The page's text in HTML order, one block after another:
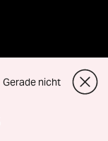
Gerade nicht